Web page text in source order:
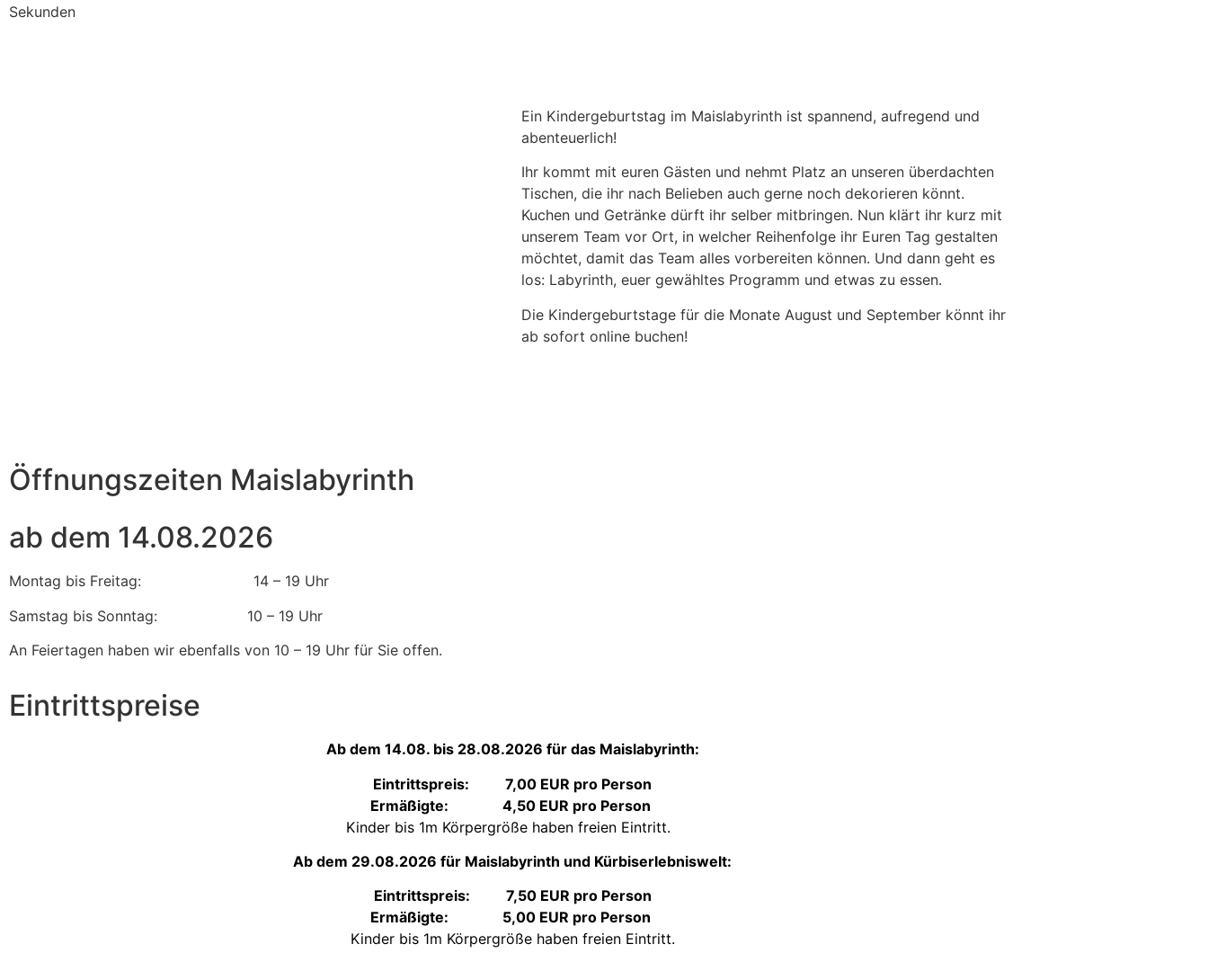
Sekunden
Ein Kindergeburtstag im Maislabyrinth ist spannend, aufregend und
abenteuerlich!
Ihr kommt mit euren Gästen und nehmt Platz an unseren überdachten
Tischen, die ihr nach Belieben auch gerne noch dekorieren könnt.
Kuchen und Getränke dürft ihr selber mitbringen. Nun klärt ihr kurz mit
unserem Team vor Ort, in welcher Reihenfolge ihr Euren Tag gestalten
möchtet, damit das Team alles vorbereiten können. Und dann geht es
los: Labyrinth, euer gewähltes Programm und etwas zu essen.
Die Kindergeburtstage für die Monate August und September könnt ihr
ab sofort online buchen!
Öffnungszeiten Maislabyrinth
ab dem 14.08.2026
Montag bis Freitag: 14 – 19 Uhr
Samstag bis Sonntag: 10 – 19 Uhr
An Feiertagen haben wir ebenfalls von 10 – 19 Uhr für Sie offen.
Eintrittspreise
Ab dem 14.08. bis 28.08.2026 für das Maislabyrinth:
Eintrittspreis: 7,00 EUR pro Person
Ermäßigte: 4,50 EUR pro Person
Kinder bis 1m Körpergröße haben freien Eintritt.
Ab dem 29.08.2026 für Maislabyrinth und Kürbiserlebniswelt:
Eintrittspreis: 7,50 EUR pro Person
Ermäßigte: 5,00 EUR pro Person
Kinder bis 1m Körpergröße haben freien Eintritt.